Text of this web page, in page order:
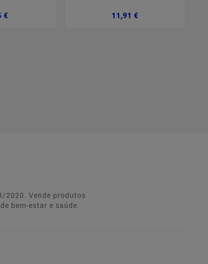
€Preço 11,91 €
2020. Vende produtos
bem-estar e saúde.